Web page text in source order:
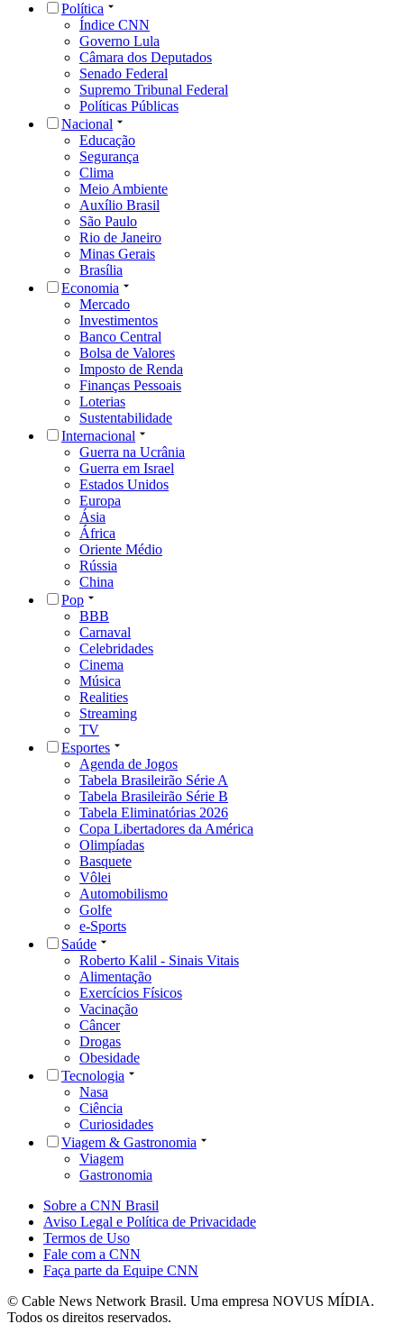
Política
Índice CNN
Governo Lula
Câmara dos Deputados
Senado Federal
Supremo Tribunal Federal
Políticas Públicas
Nacional
Educação
Segurança
Clima
Meio Ambiente
Auxílio Brasil
São Paulo
Rio de Janeiro
Minas Gerais
Brasília
Economia
Mercado
Investimentos
Banco Central
Bolsa de Valores
Imposto de Renda
Finanças Pessoais
Loterias
Sustentabilidade
Internacional
Guerra na Ucrânia
Guerra em Israel
Estados Unidos
Europa
Ásia
África
Oriente Médio
Rússia
China
Pop
BBB
Carnaval
Celebridades
Cinema
Música
Realities
Streaming
TV
Esportes
Agenda de Jogos
Tabela Brasileirão Série A
Tabela Brasileirão Série B
Tabela Eliminatórias 2026
Copa Libertadores da América
Olimpíadas
Basquete
Vôlei
Automobilismo
Golfe
e-Sports
Saúde
Roberto Kalil - Sinais Vitais
Alimentação
Exercícios Físicos
Vacinação
Câncer
Drogas
Obesidade
Tecnologia
Nasa
Ciência
Curiosidades
Viagem & Gastronomia
Viagem
Gastronomia
Sobre a CNN Brasil
Aviso Legal e Política de Privacidade
Termos de Uso
Fale com a CNN
Faça parte da Equipe CNN
© Cable News Network Brasil. Uma empresa NOVUS MÍDIA.
Todos os direitos reservados.